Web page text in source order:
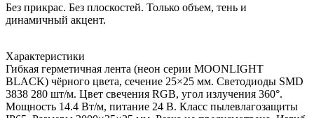
Без прикрас. Без плоскостей. Только объем, тень и
динамичный акцент.
Характеристики
Гибкая герметичная лента (неон серии MOONLIGHT
BLACK) чёрного цвета, сечение 25×25 мм. Светодиоды SMD
3838 280 шт/м. Цвет свечения RGB, угол излучения 360°.
Мощность 14.4 Вт/м, питание 24 В. Класс пылевлагозащиты